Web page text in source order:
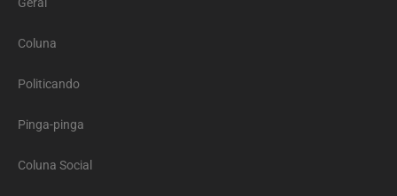
Coluna
Politicando
Pinga-pinga
Coluna Social